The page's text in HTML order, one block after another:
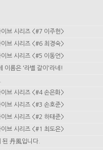
브 시리즈 <#7 이주헌>
브 시리즈 <#6 최경숙>
브 시리즈 <#5 이동언>
이름은 '라벨 갈이'라네!
브 시리즈 <#4 손은화>
브 시리즈 <#3 손호준>
브 시리즈 <#2 하태준>
브 시리즈 <#1 최도은>
된 丹風입니다.